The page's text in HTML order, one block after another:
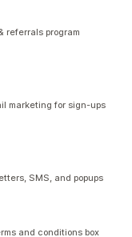
referrals program
marketing for sign-ups
SMS, and popups
and conditions box